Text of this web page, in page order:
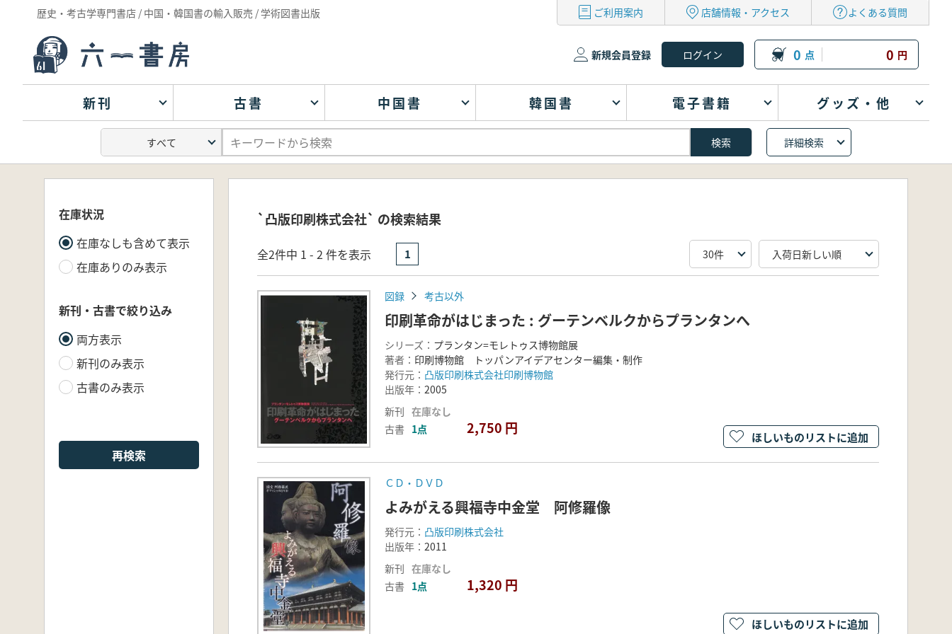
歴史・考古学専門書店 / 中国・韓国書の輸入販売 / 学術図書出版 ご利用案内 店舗情報・アクセス よくある質問
新規会員登録 0 点 0 円
新刊 古書 中国書 韓国書 電子書籍 グッズ・他
詳細検索
在庫状況
在庫なしも含めて表示
在庫ありのみ表示
新刊・古書で絞り込み
両方表示
新刊のみ表示
古書のみ表示
再検索
`凸版印刷株式会社` の検索結果
全2件中 1 - 2 件を表示 1
図録 考古以外
印刷革命がはじまった : グーテンベルクからプランタンへ
シリーズ： プランタン=モレトゥス博物館展
著者： 印刷博物館 トッパンアイデアセンター編集・制作
発行元： 凸版印刷株式会社印刷博物館
出版年： 2005
新刊 在庫なし
古書 1点 2,750 円
ほしいものリストに追加
ＣＤ・ＤＶＤ
よみがえる興福寺中金堂 阿修羅像
発行元： 凸版印刷株式会社
出版年： 2011
新刊 在庫なし
古書 1点 1,320 円
ほしいものリストに追加